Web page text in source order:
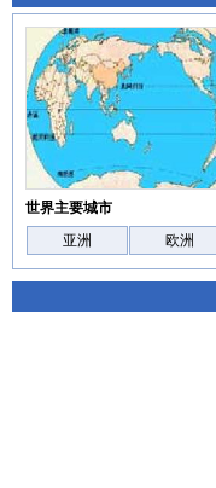
世界主要城市
亚洲
欧洲